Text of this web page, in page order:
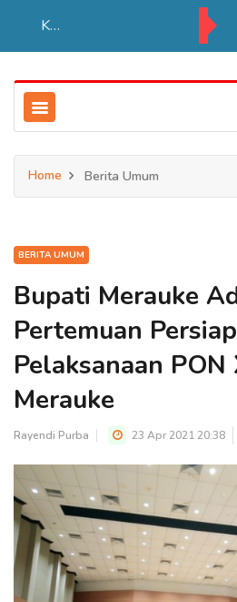
Home Berita Umum
BERITA UMUM
Bupati Merauke
Pertemuan
Pelaksanaan PON
Merauke
Rayendi Purba 23 Apr 2021 20:38